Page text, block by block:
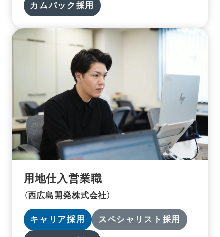
カムバック採用
用地仕入営業職
（西広島開発株式会社）
キャリア採用 スペシャリスト採用